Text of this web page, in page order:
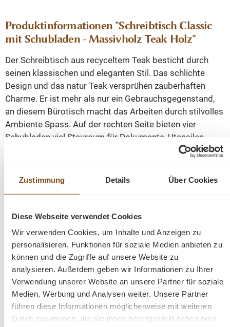
Zustimmung Details Über Cookies
Diese Webseite verwendet Cookies
Wir verwenden Cookies, um Inhalte und Anzeigen zu
personalisieren, Funktionen für soziale Medien anbieten zu
können und die Zugriffe auf unsere Website zu
analysieren. Außerdem geben wir Informationen zu Ihrer
Verwendung unserer Website an unsere Partner für soziale
Medien, Werbung und Analysen weiter. Unsere Partner
führen diese Informationen möglicherweise mit weiteren
Daten zusammen, die Sie ihnen bereitgestellt haben oder
Produktinformationen "Schreibtisch Classic
mit Schubladen - Massivholz Teak Holz"
Der Schreibtisch aus recyceltem Teak besticht durch
seinen klassischen und eleganten Stil. Das schlichte
Design und das natur Teak versprühen zauberhaften
Charme. Er ist mehr als nur ein Gebrauchsgegenstand,
an diesem Bürotisch macht das Arbeiten durch stilvolles
Ambiente Spass. Auf der rechten Seite bieten vier
Schubladen viel Stauraum für Dokumente, Utensilen
etc. Auf der linken Seite finden Sie ebenfalls eine
Staufächern für weiteres Büromaterial. Dieser
Optik und den großzügigen Stauraum langanhaltende
Freude bereiten.
Eine ideale Anschaffung für Ihr Büro, Ihren Arbeitsraum
oder für den Arbeitsplatz, für die Schule oder für Ihre
jugendlichen Kindern.
Abmessungen B/H/T: 160cm / 79cm / 70cm